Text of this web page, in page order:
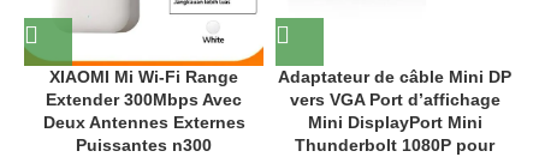
XIAOMI Mi Wi-Fi Range
Extender 300Mbps Avec
Deux Antennes Externes
Puissantes n300
Adaptateur de câble Mini DP
vers VGA Port d’affichage
Mini DisplayPort Mini
Thunderbolt 1080P pour